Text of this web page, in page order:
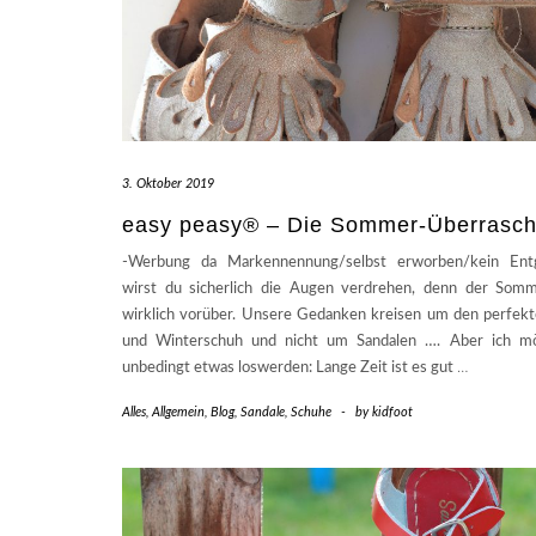
3. Oktober 2019
easy peasy® – Die Sommer-
-Werbung da Markennennung/selbst erworben/kein
wirst du sicherlich die Augen verdrehen, denn der
wirklich vorüber. Unsere Gedanken kreisen um den
und Winterschuh und nicht um Sandalen …. Aber ich
unbedingt etwas loswerden: Lange Zeit ist es gut …
Alles Allgemein Blog, Sandale Schuhe - bykidfoot